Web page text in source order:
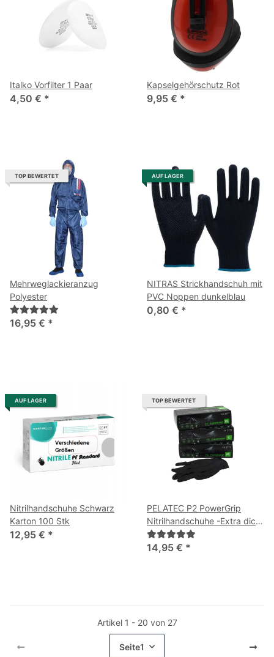
Italko Vorfilter 1 Paar
4,50 € *
Kapselgehörschutz Rot
9,95 € *
TOP BEWERTET
Mehrweglackieranzug
Polyester
16,95 € *
AUF LAGER
NITRAS Strickhandschuh mit
PVC Noppen dunkelblau
0,80 € *
AUF LAGER
Nitrilhandschuhe Schwarz
Karton 100 Stk
12,95 € *
TOP BEWERTET
PELATEC P2 PowerGrip
Nitrilhandschuhe -Extra dick
& genoppt- Schwarz
14,95 € *
Artikel 1 - 20 von 27
Seite1